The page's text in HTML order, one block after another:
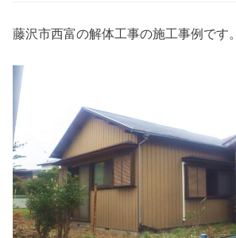
藤沢市西富の解体工事の施工事例です。